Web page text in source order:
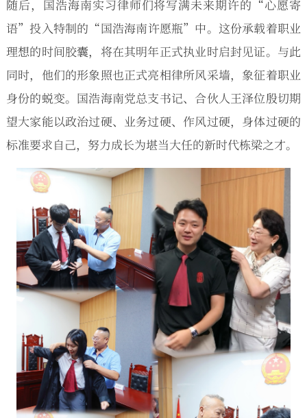
随后，国浩海南实习律师们将写满未来期许的“心愿寄
语”投入特制的“国浩海南许愿瓶”中。这份承载着职业
理想的时间胶囊，将在其明年正式执业时启封见证。与此
同时，他们的形象照也正式亮相律所风采墙，象征着职业
身份的蜕变。国浩海南党总支书记、合伙人王泽位殷切期
望大家能以政治过硬、业务过硬、作风过硬，身体过硬的
标准要求自己，努力成长为堪当大任的新时代栋梁之才。